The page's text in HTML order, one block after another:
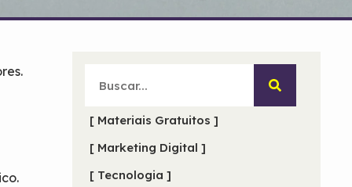
[ Materiais Gratuitos ]
[ Marketing Digital ]
[ Tecnologia ]